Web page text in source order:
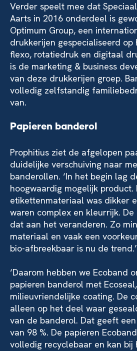
Verder speelt mee dat
Aarts in 2016 onderdeel is
Optimum Group, een
drukkerijen gespecialiseerd op
flexo, rotatiedruk en digitaal
is de marketing & business
van deze drukkerijen groep.
volledig zelfstandig
van.
Papieren banderol
Prophitius ziet de afgelopen
duidelijke verschuiving naar
banderollen. ‘In het begin lag
hoogwaardig mogelijk product.
etikettenmateriaal was dikker
waren complex en kleurrijk.
dat aan het veranderen. Zo
materiaal en vaak een
bio-afbreekbaar is nu de trend.’
‘Daarom hebben we Ecoband
papieren banderol met
milieuvriendelijke coating. De
alleen op het deel waar
van de banderol. Dat geeft
van 98 %. De papieren
volledig recyclebaar en kan bij